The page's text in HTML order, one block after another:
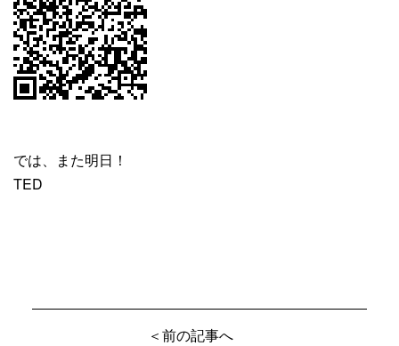
では、また明日！
TED
＜前の記事へ